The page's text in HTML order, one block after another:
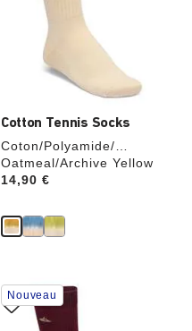
Cotton Tennis Socks
Coton/Polyamide/
Élasthanne
Oatmeal/Archive Yellow
Price:
14,90 €
couleurs
modifiera
Cliquer
sur
les
Nouveau